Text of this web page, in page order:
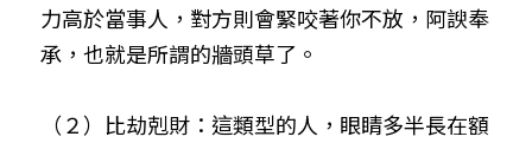
力高於當事人，對方則會緊咬著你不放，阿諛奉
承，也就是所謂的牆頭草了。
（２）比劫剋財：這類型的人，眼睛多半長在額